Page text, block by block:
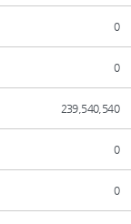
0
0
239,540,540
0
0